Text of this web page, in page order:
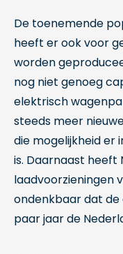
De toenemende
heeft er ook voor
worden
nog niet genoeg
elektrisch
steeds meer
die mogelijkheid er
is. Daarnaast heeft
laadvoorzieningen
ondenkbaar dat de
paar jaar de